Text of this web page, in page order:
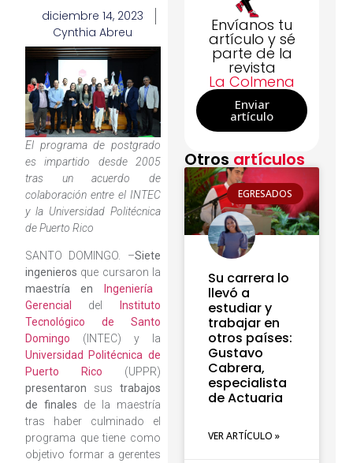
diciembre 14, 2023
Cynthia Abreu
El programa de postgrado
es impartido desde 2005
tras un acuerdo de
colaboración entre el INTEC
y la Universidad Politécnica
de Puerto Rico
SANTO DOMINGO. –Siete
ingenieros que cursaron la
maestría en
Ingeniería
Gerencial
del
Instituto
Tecnológico de Santo
Domingo (INTEC) y la
Universidad Politécnica de
Puerto Rico (UPPR)
presentaron sus trabajos
de finales de la maestría
tras haber culminado el
programa que tiene como
objetivo formar a gerentes
Envíanos tu
artículo y sé
parte de la
revista
La Colmena
Enviar
artículo
Otros artículos
EGRESADOS
Su carrera lo
llevó a
estudiar y
trabajar en
otros países:
Gustavo
Cabrera,
especialista
de Actuaria
VER ARTÍCULO »